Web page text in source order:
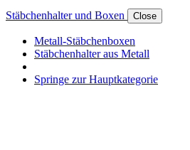
Stäbchenhalter und Boxen Close
Metall-Stäbchenboxen
Stäbchenhalter aus Metall
Springe zur Hauptkategorie